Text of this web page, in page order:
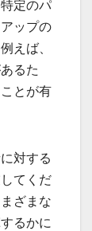
定のパ
ップの
えば、
るた
とが有
対する
てくだ
ざまな
るかに